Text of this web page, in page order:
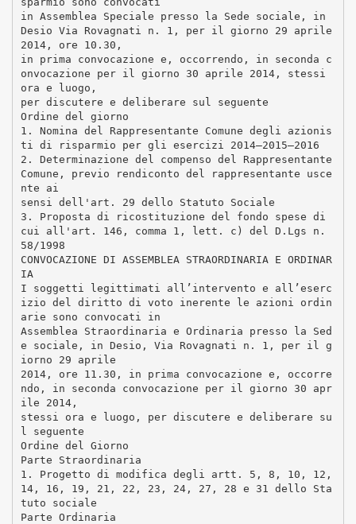
in Assemblea Speciale presso la Sede sociale, in
Desio Via Rovagnati n. 1, per il giorno 29 aprile
2014, ore 10.30,
in prima convocazione e, occorrendo, in seconda c
onvocazione per il giorno 30 aprile 2014, stessi
ora e luogo,
per discutere e deliberare sul seguente
Ordine del giorno
1. Nomina del Rappresentante Comune degli azionis
ti di risparmio per gli esercizi 2014–2015–2016
2. Determinazione del compenso del Rappresentante
Comune, previo rendiconto del rappresentante usce
nte ai
sensi dell'art. 29 dello Statuto Sociale
3. Proposta di ricostituzione del fondo spese di
cui all'art. 146, comma 1, lett. c) del D.Lgs n.
58/1998
CONVOCAZIONE DI ASSEMBLEA STRAORDINARIA E ORDINAR
IA
I soggetti legittimati all’intervento e all’eserc
izio del diritto di voto inerente le azioni ordin
arie sono convocati in
Assemblea Straordinaria e Ordinaria presso la Sed
e sociale, in Desio, Via Rovagnati n. 1, per il g
iorno 29 aprile
2014, ore 11.30, in prima convocazione e, occorre
ndo, in seconda convocazione per il giorno 30 apr
ile 2014,
stessi ora e luogo, per discutere e deliberare su
l seguente
Ordine del Giorno
Parte Straordinaria
1. Progetto di modifica degli artt. 5, 8, 10, 12,
14, 16, 19, 21, 22, 23, 24, 27, 28 e 31 dello Sta
tuto sociale
Parte Ordinaria